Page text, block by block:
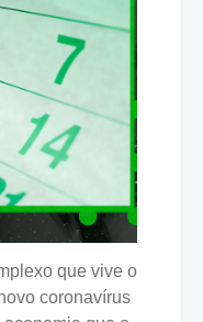
que vive o
coronavírus